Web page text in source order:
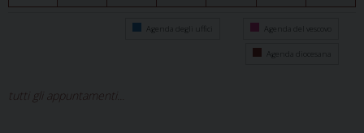
Agenda degli uffici Agenda del vescovo
Agenda diocesana
tutti gli appuntamenti...